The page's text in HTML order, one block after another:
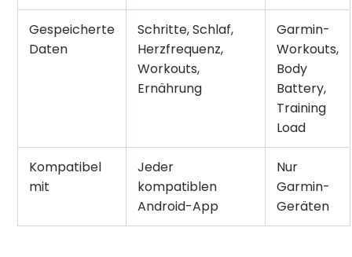
Gespeicherte
Daten
Schritte, Schlaf,
Herzfrequenz,
Workouts,
Ernährung
Garmin-
Workouts,
Body
Battery,
Training
Load
Kompatibel
mit
Jeder
kompatiblen
Android-App
Nur
Garmin-
Geräten